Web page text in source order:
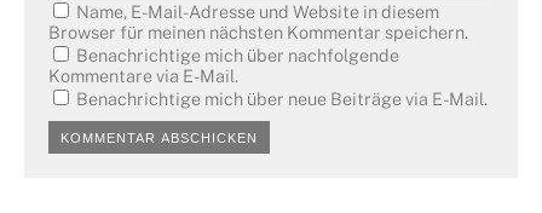
Name, E-Mail-Adresse und Website in diesem
Browser für meinen nächsten Kommentar speichern.
Benachrichtige mich über nachfolgende
Kommentare via E-Mail.
Benachrichtige mich über neue Beiträge via E-Mail.